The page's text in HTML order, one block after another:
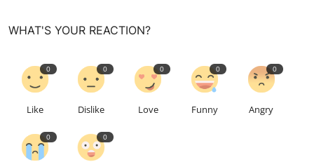
WHAT'S YOUR REACTION?
0
Like
0
Dislike
0
Love
0
Funny
0
Angry
0 0